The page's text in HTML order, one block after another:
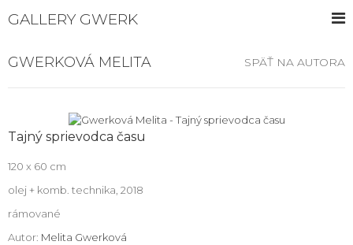
GALLERY GWERK
GWERKOVÁ MELITA SPÄŤ NA AUTORA
Tajný sprievodca času
120 x 60 cm
olej + komb. technika, 2018
rámované
Autor: Melita Gwerková